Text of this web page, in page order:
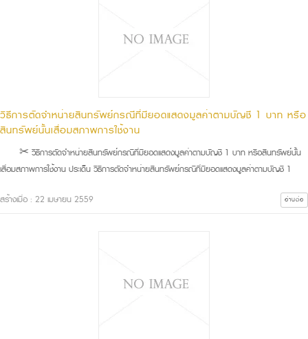
วิธีการตัดจำหน่ายสินทรัพย์กรณีที่มียอดแสดงมูลค่าตามบัญชี 1 บาท หรือ
สินทรัพย์นั้นเสื่อมสภาพการใช้งาน
✂ วิธีการตัดจำหน่ายสินทรัพย์กรณีที่มียอดแสดงมูลค่าตามบัญชี 1 บาท หรือสินทรัพย์นั้น
เสื่อมสภาพการใช้งาน ประเด็น วิธีการตัดจำหน่ายสินทรัพย์กรณีที่มียอดแสดงมูลค่าตามบัญชี 1
สร้างเมื่อ : 22 เมษายน 2559 อ่านต่อ